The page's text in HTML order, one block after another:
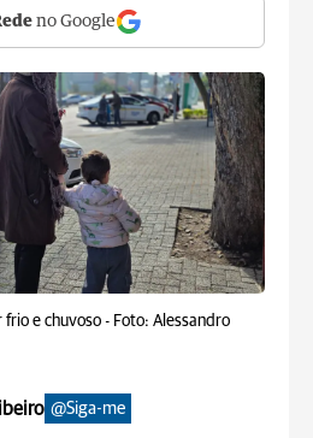
no Google
frio e chuvoso - Foto: Alessandro
@Siga-me